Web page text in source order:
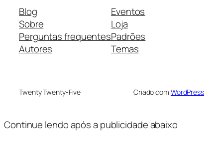
Blog
Sobre
Perguntas frequentes
Autores
Eventos
Loja
Padrões
Temas
Twenty Twenty-Five Criado com WordPress
Continue lendo após a publicidade abaixo